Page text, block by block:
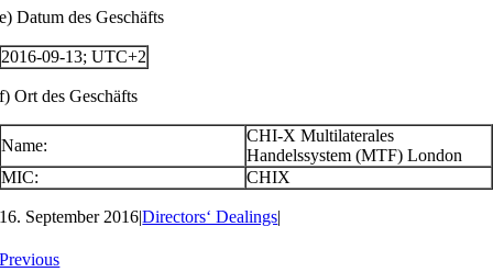
e) Datum des Geschäfts
2016-09-13; UTC+2
f) Ort des Geschäfts
Name:
CHI-X Multilaterales
Handelssystem (MTF) London
MIC:
CHIX
16. September 2016|Directors‘ Dealings|
Previous